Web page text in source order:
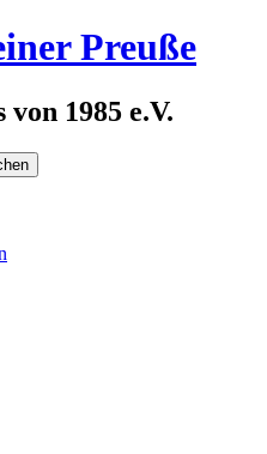
Preuße
1985 e.V.